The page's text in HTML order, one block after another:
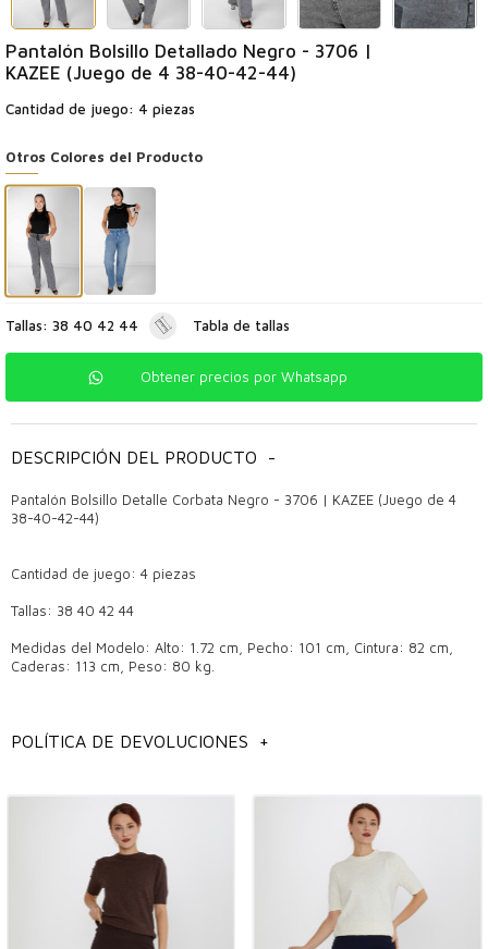
Pantalón Bolsillo Detallado Negro - 3706 |
KAZEE (Juego de 4 38-40-42-44)
Cantidad de juego: 4 piezas
Otros Colores del Producto
Tallas: 38 40 42 44 Tabla de tallas
Obtener precios por Whatsapp
DESCRIPCIÓN DEL PRODUCTO -
Pantalón Bolsillo Detalle Corbata Negro - 3706 | KAZEE (Juego de 4
38-40-42-44)
Cantidad de juego: 4 piezas
Tallas: 38 40 42 44
Medidas del Modelo: Alto: 1.72 cm, Pecho: 101 cm, Cintura: 82 cm,
Caderas: 113 cm, Peso: 80 kg.
Especialmente en las boutiques mayoristas, elegir un par de
pantalones de calidad significa una inversión a largo plazo. Los
pantalones de calidad destacan por la durabilidad de su tejido y la
perfección de su corte, que te hace sentir cómodo y seguro en
cualquier ambiente.
¿En qué temporada se debe utilizar?
Los pantalones son piezas ideales para combinaciones de
POLÍTICA DE DEVOLUCIONES +